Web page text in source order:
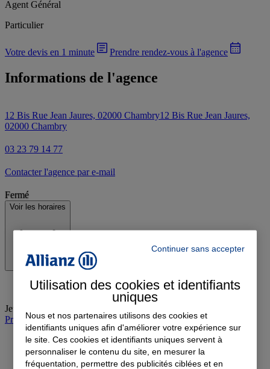
Agent Général
Particulier
Votre devis en 1 minute Prendre rendez-vous à l'agence
Informations de l'agence
12 Bis Rue Jean Jaures, 02000 Chambry12 Bis Rue Jean Jaures,
02000 Chambry
03 23 79 14 77
Contacter l'agence par e-mail
Fermé
Voir les horaires
Jeudi
Prendre rendez-vous à l'agence
Continuer sans accepter
Utilisation des cookies et identifiants
uniques
Nous et nos partenaires utilisons des cookies et
identifiants uniques afin d'améliorer votre expérience sur
le site. Ces cookies et identifiants uniques servent à
personnaliser le contenu du site, en mesurer la
fréquentation, permettre des publicités ciblées et en